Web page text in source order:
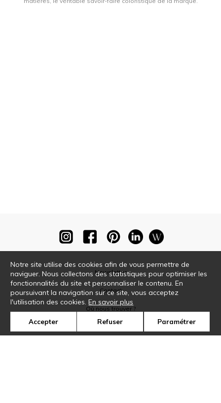
Newsletter
Contact
Où nous trouver ?
Notre site utilise des cookies afin de vous permettre de
naviguer. Nous collectons des statistiques pour optimiser les
fonctionnalités du site et personnaliser le contenu. En
poursuivant la navigation sur ce site, vous acceptez
l'utilisation des cookies.En savoir plus
Accepter Refuser Paramétrer